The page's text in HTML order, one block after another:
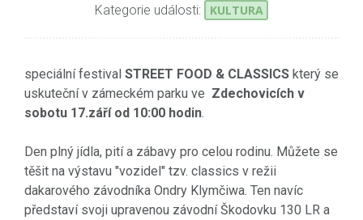
Kategorie události: KULTURA
speciální festival STREET FOOD & CLASSICS který se
uskuteční v zámeckém parku ve Zdechovicích v
sobotu 17.září od 10:00 hodin.
Den plný jídla, pití a zábavy pro celou rodinu. Můžete se
těšit na výstavu "vozidel" tzv. classics v režii
dakarového závodníka Ondry Klymčiwa. Ten navíc
představí svoji upravenou závodní Škodovku 130 LR a